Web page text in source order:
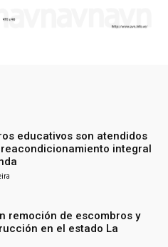
educativos son atendidos
integral
remoción de escombros y
en el estado La